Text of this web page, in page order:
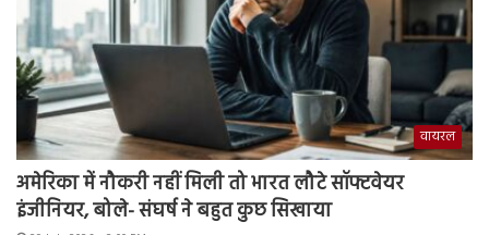
वायरल
अमेरिका में नौकरी नहीं मिली तो भारत लौटे सॉफ्टवेयर
इंजीनियर, बोले- संघर्ष ने बहुत कुछ सिखाया